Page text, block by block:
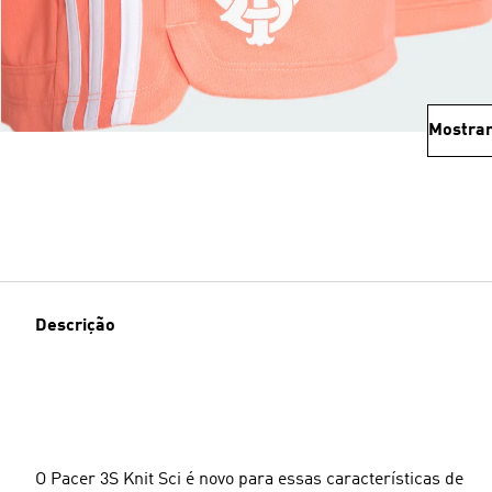
Descrição
O Pacer 3S Knit Sci é novo para essas características de